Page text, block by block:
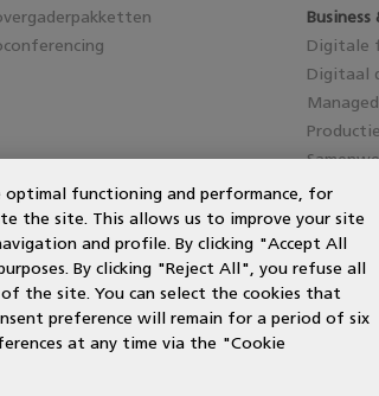
Business
Digitale
Digitaal
optimal functioning and performance, for
the site. This allows us to improve your site
and profile. By clicking "Accept All
By clicking "Reject All", you refuse all
the site. You can select the cookies that
preference will remain for a period of six
at any time via the "Cookie